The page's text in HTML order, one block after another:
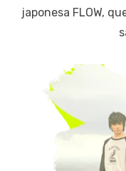
japonesa FLOW,